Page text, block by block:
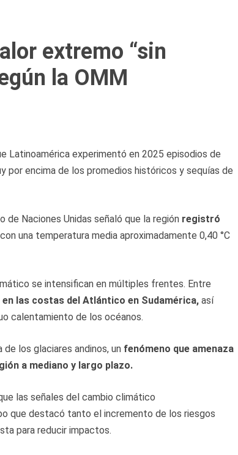
extremo “sin
la OMM
Latinoamérica experimentó en 2025 episodios de
por encima de los promedios históricos y sequías de
de Naciones Unidas señaló que la región registró
con una temperatura media aproximadamente 0,40 °C
se intensifican en múltiples frentes. Entre
las costas del Atlántico en Sudamérica, así
calentamiento de los océanos.
los glaciares andinos, un fenómeno que amenaza
a mediano y largo plazo.
las señales del cambio climático
que destacó tanto el incremento de los riesgos
para reducir impactos.